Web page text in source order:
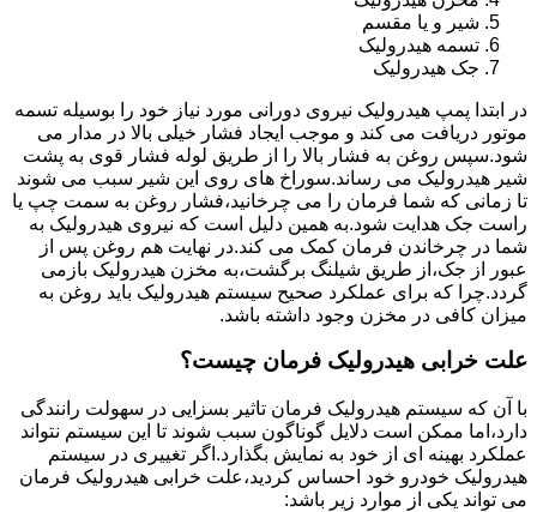
شیر و یا مقسم
تسمه هیدرولیک
جک هیدرولیک
در ابتدا پمپ هیدرولیک نیروی دورانی مورد نیاز خود را بوسیله تسمه
موتور دریافت می کند و موجب ایجاد فشار خیلی بالا در مدار می
شود.سپس روغن به فشار بالا را از طریق لوله فشار قوی به پشت
شیر هیدرولیک می رساند.سوراخ های روی این شیر سبب می شوند
تا زمانی که شما فرمان را می چرخانید،فشار روغن به سمت چپ یا
راست جک هدایت شود.به همین دلیل است که نیروی هیدرولیک به
شما در چرخاندن فرمان کمک می کند.در نهایت هم روغن پس از
عبور از جک،از طریق شیلنگ برگشت،به مخزن هیدرولیک بازمی
گردد.چرا که برای عملکرد صحیح سیستم هیدرولیک باید روغن به
میزان کافی در مخزن وجود داشته باشد.
علت خرابی هیدرولیک فرمان چیست؟
با آن که سیستم هیدرولیک فرمان تاثیر بسزایی در سهولت رانندگی
دارد،اما ممکن است دلایل گوناگون سبب شوند تا این سیستم نتواند
عملکرد بهینه ای از خود به نمایش بگذارد.اگر تغییری در سیستم
هیدرولیک خودرو خود احساس کردید،علت خرابی هیدرولیک فرمان
می تواند یکی از موارد زیر باشد: